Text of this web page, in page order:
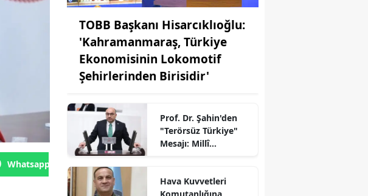
Whatsapp'tan Gönder
TOBB Başkanı Hisarcıklıoğlu:
'Kahramanmaraş, Türkiye
Ekonomisinin Lokomotif
Şehirlerinden Birisidir'
Prof. Dr. Şahin'den
"Terörsüz Türkiye"
Mesajı: Millî
Hava Kuvvetleri